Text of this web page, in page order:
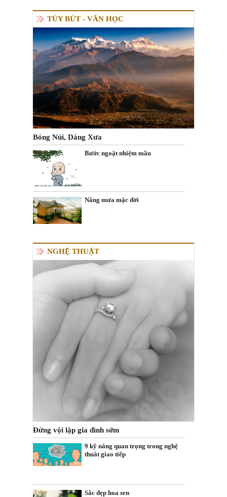
TÙY BÚT - VĂN HỌC
Bóng Núi, Dáng Xưa
Bước ngoặt nhiệm mầu
Nắng mưa mặc đời
NGHỆ THUẬT
Đừng vội lập gia đình sớm
9 kỹ năng quan trọng trong nghệ
thuât giao tiếp
Sắc đẹp hoa sen